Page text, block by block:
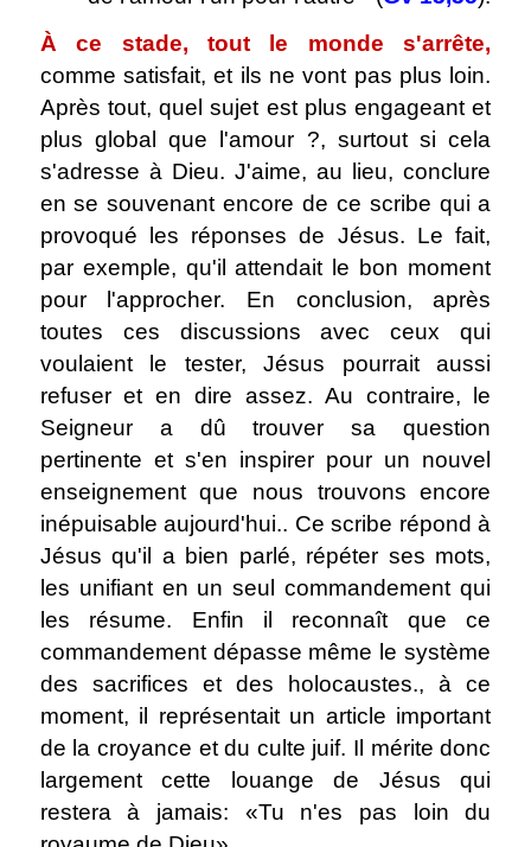
À ce stade, tout le monde s'arrête,
comme satisfait, et ils ne vont pas plus loin.
Après tout, quel sujet est plus engageant et
plus global que l'amour ?, surtout si cela
s'adresse à Dieu. J'aime, au lieu, conclure
en se souvenant encore de ce scribe qui a
provoqué les réponses de Jésus. Le fait,
par exemple, qu'il attendait le bon moment
pour l'approcher. En conclusion, après
toutes ces discussions avec ceux qui
voulaient le tester, Jésus pourrait aussi
refuser et en dire assez. Au contraire, le
Seigneur a dû trouver sa question
pertinente et s'en inspirer pour un nouvel
enseignement que nous trouvons encore
inépuisable aujourd'hui.. Ce scribe répond à
Jésus qu'il a bien parlé, répéter ses mots,
les unifiant en un seul commandement qui
les résume. Enfin il reconnaît que ce
commandement dépasse même le système
des sacrifices et des holocaustes., à ce
moment, il représentait un article important
de la croyance et du culte juif. Il mérite donc
largement cette louange de Jésus qui
restera à jamais: «Tu n'es pas loin du